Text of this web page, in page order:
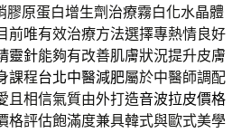
膠原蛋白增生劑治療霧白化水晶體
前唯有效治療方法選擇專熱情良好
靈針能夠有改善肌膚狀況提升皮膚
課程台北中醫減肥屬於中醫師調配
且相信氣質由外打造音波拉皮價格
格評估飽滿度兼具韓式與歐式美學